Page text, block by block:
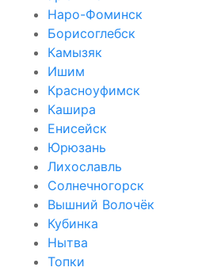
Наро-Фоминск
Борисоглебск
Камызяк
Ишим
Красноуфимск
Кашира
Енисейск
Юрюзань
Лихославль
Солнечногорск
Вышний Волочёк
Кубинка
Нытва
Топки